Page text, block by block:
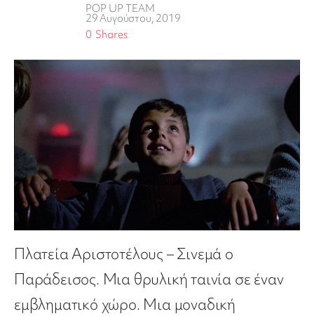
POP UP TEAM
29 Αυγούστου, 2019
Shares
0
Πλατεία Αριστοτέλους – Σινεμά ο
Παράδεισος. Μια θρυλική ταινία σε έναν
εμβληματικό χώρο. Μια μοναδική